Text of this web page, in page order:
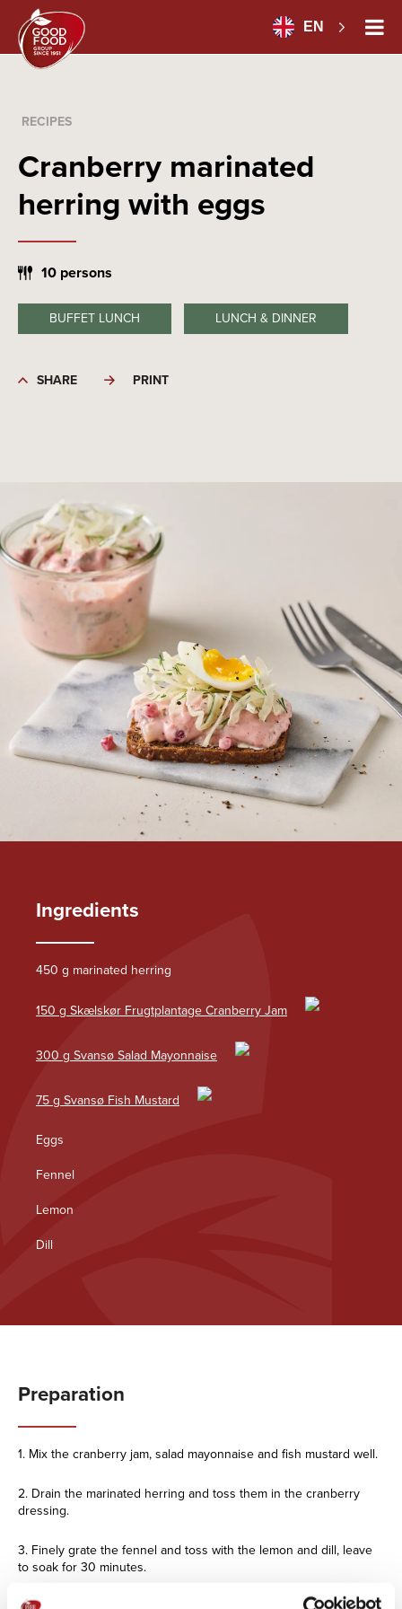
EN
RECIPES
Cranberry marinated
herring with eggs
10 persons
BUFFET LUNCH LUNCH & DINNER
SHARE PRINT
Ingredients
450 g marinated herring
150 g Skælskør Frugtplantage Cranberry Jam
300 g Svansø Salad Mayonnaise
75 g Svansø Fish Mustard
Eggs
Fennel
Lemon
Dill
Preparation
1. Mix the cranberry jam, salad mayonnaise and fish mustard well.
2. Drain the marinated herring and toss them in the cranberry
dressing.
3. Finely grate the fennel and toss with the lemon and dill, leave
to soak for 30 minutes.